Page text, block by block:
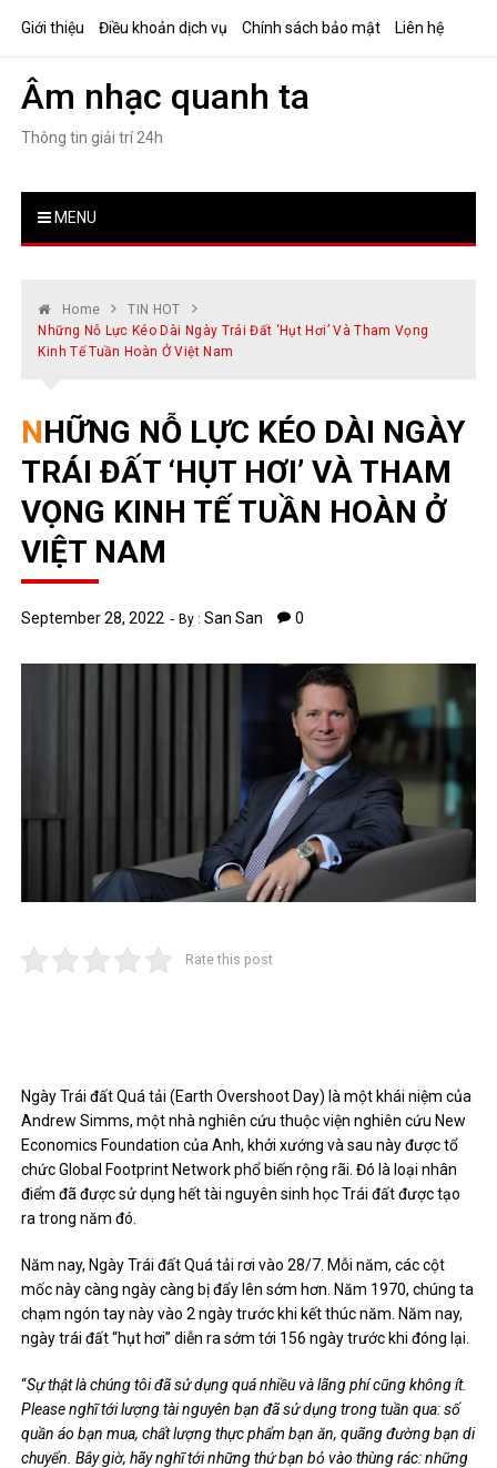
Giới thiệu Điều khoản dịch vụ Chính sách bảo mật Liên hệ
Âm nhạc quanh ta
Thông tin giải trí 24h
MENU
Home
TIN HOT
Những Nỗ Lực Kéo Dài Ngày Trái Đất ‘hụt Hơi’ Và Tham Vọng
Kinh Tế Tuần Hoàn Ở Việt Nam
NHỮNG NỖ LỰC KÉO DÀI NGÀY
TRÁI ĐẤT ‘HỤT HƠI’ VÀ THAM
VỌNG KINH TẾ TUẦN HOÀN Ở
VIỆT NAM
September 28, 2022 By :San San 0
Rate this post
Ngày Trái đất Quá tải (Earth Overshoot Day) là một khái niệm của
Andrew Simms, một nhà nghiên cứu thuộc viện nghiên cứu New
Economics Foundation của Anh, khởi xướng và sau này được tổ
chức Global Footprint Network phổ biến rộng rãi. Đó là loại nhân
điểm đã được sử dụng hết tài nguyên sinh học Trái đất được tạo
ra trong năm đó.
Năm nay, Ngày Trái đất Quá tải rơi vào 28/7. Mỗi năm, các cột
mốc này càng ngày càng bị đẩy lên sớm hơn. Năm 1970, chúng ta
chạm ngón tay này vào 2 ngày trước khi kết thúc năm. Năm nay,
ngày trái đất “hụt hơi” diễn ra sớm tới 156 ngày trước khi đóng lại.
“Sự thật là chúng tôi đã sử dụng quá nhiều và lãng phí cũng không ít.
Please nghĩ tới lượng tài nguyên bạn đã sử dụng trong tuần qua: số
quần áo bạn mua, chất lượng thực phẩm bạn ăn, quãng đường bạn di
chuyển. Bây giờ, hãy nghĩ tới những thứ bạn bỏ vào thùng rác: những